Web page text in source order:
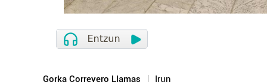
Gorka Correyero Llamas Irun